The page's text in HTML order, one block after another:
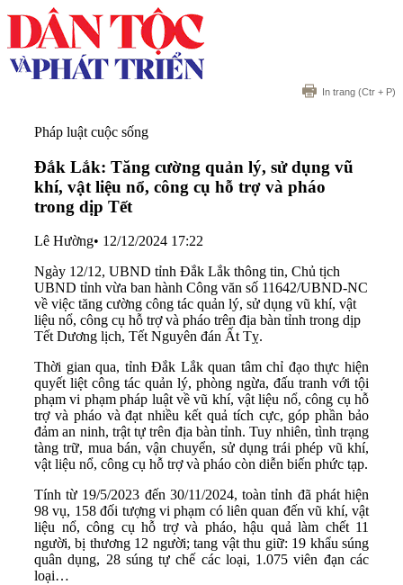
In trang (Ctr + P)
Pháp luật cuộc sống
Đắk Lắk: Tăng cường quản lý, sử dụng vũ
khí, vật liệu nổ, công cụ hỗ trợ và pháo
trong dịp Tết
Lê Hường• 12/12/2024 17:22
Ngày 12/12, UBND tỉnh Đắk Lắk thông tin, Chủ tịch
UBND tỉnh vừa ban hành Công văn số 11642/UBND-NC
về việc tăng cường công tác quản lý, sử dụng vũ khí, vật
liệu nổ, công cụ hỗ trợ và pháo trên địa bàn tỉnh trong dịp
Tết Dương lịch, Tết Nguyên đán Ất Tỵ.
Thời gian qua, tỉnh Đắk Lắk quan tâm chỉ đạo thực hiện
quyết liệt công tác quản lý, phòng ngừa, đấu tranh với tội
phạm vi phạm pháp luật về vũ khí, vật liệu nổ, công cụ hỗ
trợ và pháo và đạt nhiều kết quả tích cực, góp phần bảo
đảm an ninh, trật tự trên địa bàn tỉnh. Tuy nhiên, tình trạng
tàng trữ, mua bán, vận chuyển, sử dụng trái phép vũ khí,
vật liệu nổ, công cụ hỗ trợ và pháo còn diễn biến phức tạp.
Tính từ 19/5/2023 đến 30/11/2024, toàn tỉnh đã phát hiện
98 vụ, 158 đối tượng vi phạm có liên quan đến vũ khí, vật
liệu nổ, công cụ hỗ trợ và pháo, hậu quả làm chết 11
người, bị thương 12 người; tang vật thu giữ: 19 khẩu súng
quân dụng, 28 súng tự chế các loại, 1.075 viên đạn các
loại…